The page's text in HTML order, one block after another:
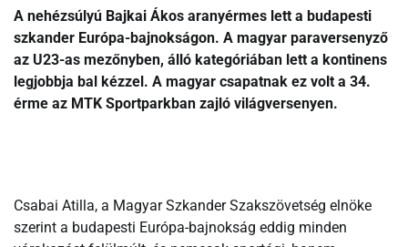
A nehézsúlyú Bajkai Ákos aranyérmes lett a budapesti
szkander Európa-bajnokságon. A magyar paraversenyző
az U23-as mezőnyben, álló kategóriában lett a kontinens
legjobbja bal kézzel. A magyar csapatnak ez volt a 34.
érme az MTK Sportparkban zajló világversenyen.
Csabai Atilla, a Magyar Szkander Szakszövetség elnöke
szerint a budapesti Európa-bajnokság eddig minden